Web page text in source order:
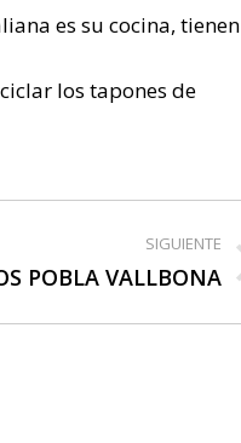
es su cocina, tienen
los tapones de
SIGUIENTE
POBLA VALLBONA